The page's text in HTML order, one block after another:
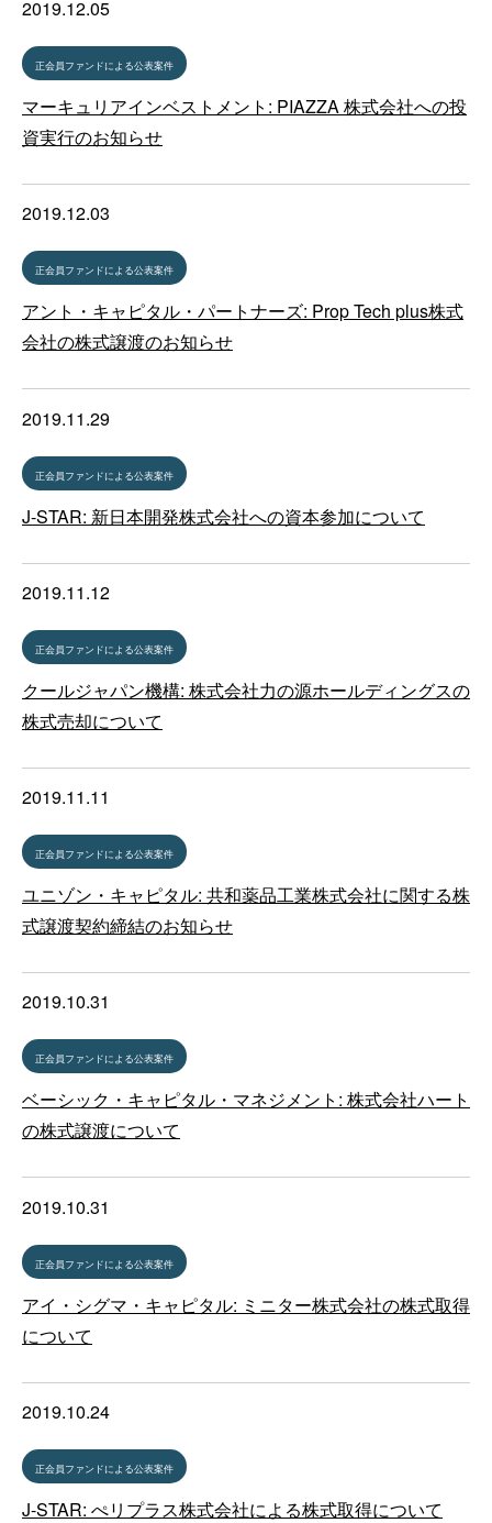
2019.12.05
正会員ファンドによる公表案件
マーキュリアインベストメント: PIAZZA 株式会社への投
資実⾏のお知らせ
2019.12.03
正会員ファンドによる公表案件
アント・キャピタル・パートナーズ: Prop Tech plus株式
会社の株式譲渡のお知らせ
2019.11.29
正会員ファンドによる公表案件
J-STAR: 新日本開発株式会社への資本参加について
2019.11.12
正会員ファンドによる公表案件
クールジャパン機構: 株式会社力の源ホールディングスの
株式売却について
2019.11.11
正会員ファンドによる公表案件
ユニゾン・キャピタル: 共和薬品工業株式会社に関する株
式譲渡契約締結のお知らせ
2019.10.31
正会員ファンドによる公表案件
ベーシック・キャピタル・マネジメント: 株式会社ハート
の株式譲渡について
2019.10.31
正会員ファンドによる公表案件
アイ・シグマ・キャピタル: ミニター株式会社の株式取得
について
2019.10.24
正会員ファンドによる公表案件
J-STAR: ぺリプラス株式会社による株式取得について